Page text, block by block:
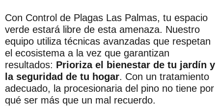
Con Control de Plagas Las Palmas, tu espacio
verde estará libre de esta amenaza. Nuestro
equipo utiliza técnicas avanzadas que respetan
el ecosistema a la vez que garantizan
resultados: Prioriza el bienestar de tu jardín y
la seguridad de tu hogar. Con un tratamiento
adecuado, la procesionaria del pino no tiene por
qué ser más que un mal recuerdo.